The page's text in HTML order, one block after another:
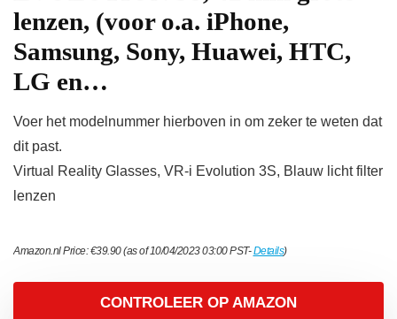
lenzen, (voor o.a. iPhone,
Samsung, Sony, Huawei, HTC,
LG en…
Voer het modelnummer hierboven in om zeker te weten dat
dit past.
Virtual Reality Glasses, VR-i Evolution 3S, Blauw licht filter
lenzen
Amazon.nl Price:€39.90(as of 10/04/2023 03:00 PST-Details)
CONTROLEER OP AMAZON